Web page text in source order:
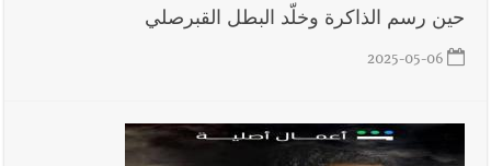
يبقى الشعب الفلسطيني يعيش كل هذا الألم؟ وإلى متى تستمر هذه
حين رسم الذاكرة وخلّد البطل القبرصلي
2025-05-06